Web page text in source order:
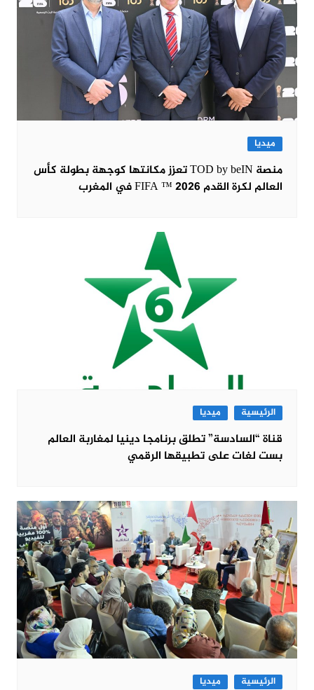
ميديا
منصة TOD by beIN تعزز مكانتها كوجهة بطولة كأس
العالم لكرة القدم FIFA ™ 2026 في المغرب
الرئيسية ميديا
قناة “السادسة” تطلق برنامجا دينيا لمغاربة العالم
بست لغات على تطبيقها الرقمي
الرئيسية ميديا